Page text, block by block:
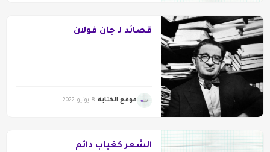
قصائد لـ جان فولان
موقع الكتابة 8 يونيو 2022
الشعر كغياب دائم